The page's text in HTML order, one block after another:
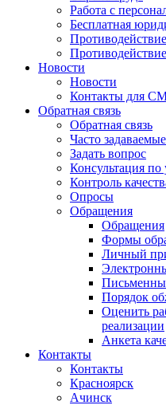
Работа с
Бесплатная
Новости
Новости
Контакты для
Обратная связь
Обратная связь
Часто
Задать вопрос
Консультация по
Контроль
Опросы
Обращения
Обращения
Формы
Личный
Порядок
Оценить
реализации
Анкета
Контакты
Контакты
Красноярск
Ачинск